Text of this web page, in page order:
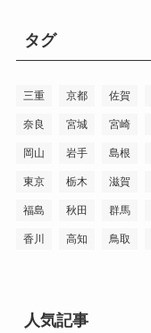
タグ
三重 京都 佐賀
奈良 宮城 宮崎
岡山 岩手 島根
東京 栃木 滋賀
福島 秋田 群馬
香川 高知 鳥取
人気記事